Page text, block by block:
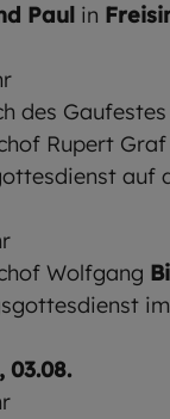
Paul in
des
Rupert Graf
auf
Wolfgang
im
03.08.